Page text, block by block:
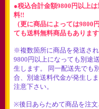
●税込合計金額9800円以上
料!!
（更に商品によっては9800
ても送料無料商品もあります
※複数箇所に商品を発送さ
9800円以上になっても別途
生します。 同一配送先でも
合、別途送料代金が発生し
注意下さい。
※後日あらためて商品を注